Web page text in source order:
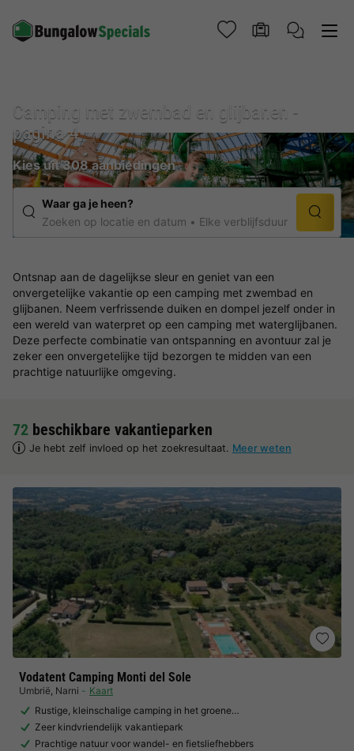
Camping met zwembad en glijbanen -
pagina 4
Kies uit 308 aanbiedingen
Waar ga je heen?
Zoeken op locatie en datum
Elke verblijfsduur
Ontsnap aan de dagelijkse sleur en geniet van een
onvergetelijke vakantie op een camping met zwembad en
glijbanen. Neem verfrissende duiken en dompel jezelf onder in
een wereld van waterpret op een camping met waterglijbanen.
Deze perfecte combinatie van ontspanning en avontuur zal je
zeker een onvergetelijke tijd bezorgen te midden van een
prachtige natuurlijke omgeving.
72 beschikbare vakantieparken
Je hebt zelf invloed op het zoekresultaat. Meer weten
Vodatent Camping Monti del Sole
Umbrië, Narni
Kaart
Rustige, kleinschalige camping in het groene…
Zeer kindvriendelijk vakantiepark
Prachtige natuur voor wandel- en fietsliefhebbers